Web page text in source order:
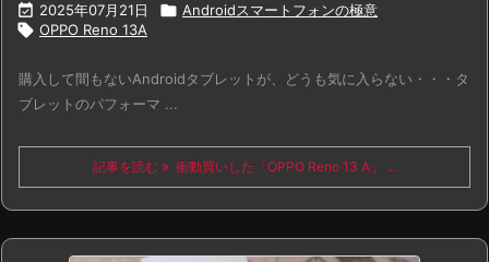
 2025年07月21日  Androidスマートフォンの極意
 OPPO Reno 13A
購入して間もないAndroidタブレットが、どうも気に入らない・・・タ
ブレットのパフォーマ ...
記事を読む 衝動買いした「OPPO Reno 13 A」 ...